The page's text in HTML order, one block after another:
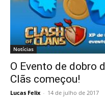
Notícias
O Evento de dobro
Clãs começou!
Lucas Felix - 14 de julho de 2017